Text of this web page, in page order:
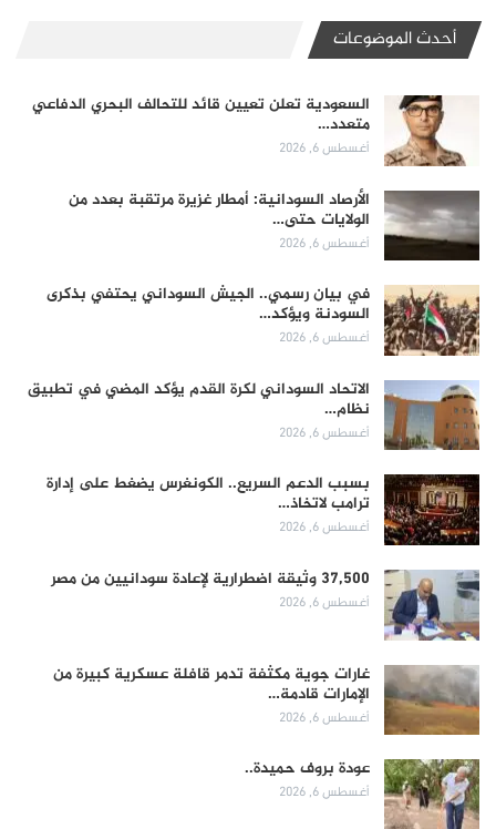
أحدث الموضوعات
السعودية تعلن تعيين قائد للتحالف البحري الدفاعي
متعدد…
أغسطس 6, 2026
الأرصاد السودانية: أمطار غزيرة مرتقبة بعدد من
الولايات حتى…
أغسطس 6, 2026
في بيان رسمي.. الجيش السوداني يحتفي بذكرى
السودنة ويؤكد…
أغسطس 6, 2026
الاتحاد السوداني لكرة القدم يؤكد المضي في تطبيق
نظام…
أغسطس 6, 2026
بسبب الدعم السريع.. الكونغرس يضغط على إدارة
ترامب لاتخاذ…
أغسطس 6, 2026
37,500 وثيقة اضطرارية لإعادة سودانيين من مصر
أغسطس 6, 2026
غارات جوية مكثفة تدمر قافلة عسكرية كبيرة من
الإمارات قادمة…
أغسطس 6, 2026
عودة بروف حميدة..
أغسطس 6, 2026